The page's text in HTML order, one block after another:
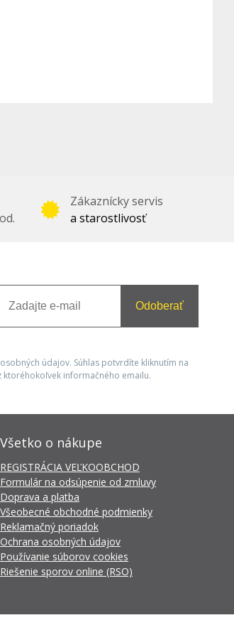
Zákaznícky servis
a starostlivosť
Odoberať
údajov. Súhlas potvrdíte kliknutím na
ktoréhokoľvek informačného emailu.
Všetko o nákupe
REGISTRÁCIA VEĽKOOBCHOD
Formulár na odsúpenie od zmluvy
Doprava a platba
Všeobecné obchodné podmienky
Reklamačný poriadok
Ochrana osobných údajov
Používanie súborov cookies
Riešenie sporov online (RSO)